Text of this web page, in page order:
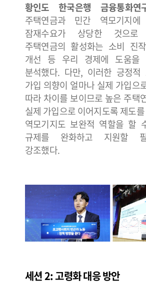
황인도 한국은행 금융통화연
주택연금과 민간 역모기지
잠재수요가 상당한 것으로
주택연금의 활성화는 소비 진
개선 등 우리 경제에 도움
분석했다. 다만, 이러한 긍정적
가입 의향이 얼마나 실제 가입으
따라 차이를 보이므로 높은 주택
실제 가입으로 이어지도록 제도
역모기지도 보완적 역할을 할
규제를 완화하고 지원할
강조했다.
세션 2: 고령화 대응 방안